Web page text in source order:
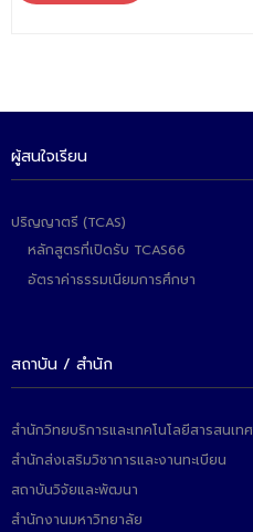
สหกิจศึกษา
ข่าว
- กิจกรรม
ผลงานคณะ
- ฐานข้อมูลงานวิจัย
- การจัดการความรู้ (KM Scitech)
ผู้สนใจเรียน
ปริญญาตรี (TCAS)
หลักสูตรที่เปิดรับ TCAS66
อัตราค่าธรรมเนียมการศึกษา
สถาบัน / สำนัก
สำนักวิทยบริการและเทคโนโลยีสารสนเทศ
สำนักส่งเสริมวิชาการและงานทะเบียน
สถาบันวิจัยและพัฒนา
สำนักงานมหาวิทยาลัย